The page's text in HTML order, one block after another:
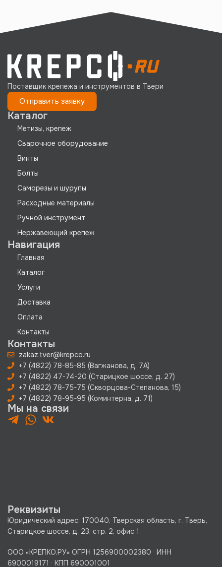
Поставщик крепежа и инструментов в Твери
Отправить заявку
Каталог
Метизы, крепеж
Сварочное оборудование
Винты
Болты
Саморезы и шурупы
Расходные материалы
Ручной инструмент
Нержавеющий крепеж
Навигация
Главная
Каталог
Услуги
Доставка
Оплата
Контакты
Контакты
zakaz.tver@krepco.ru
+7 (4822) 78-85-85 (Вагжанова, д. 7А)
+7 (4822) 47-74-20 (Старицкое шоссе, д. 27)
+7 (4822) 78-75-75 (Скворцова-Степанова, 15)
+7 (4822) 78-95-95 (Коминтерна, д. 71)
Мы на связи
Реквизиты
Юридический адрес: 170040, Тверская область, г. Тверь,
Старицкое шоссе, д. 23, стр. 2, офис 1
ООО «КРЕПКО.РУ» ОГРН 1256900002380 · ИНН
6900019171 · КПП 690001001